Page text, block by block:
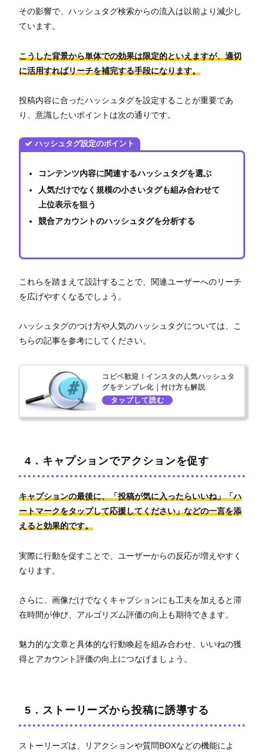
その影響で、ハッシュタグ検索からの流入は以前より減少し
ています。
こうした背景から単体での効果は限定的といえますが、適切
に活用すればリーチを補完する手段になります。
投稿内容に合ったハッシュタグを設定することが重要であ
り、意識したいポイントは次の通りです。
ハッシュタグ設定のポイント
コンテンツ内容に関連するハッシュタグを選ぶ
人気だけでなく規模の小さいタグも組み合わせて
上位表示を狙う
競合アカウントのハッシュタグを分析する
これらを踏まえて設計することで、関連ユーザーへのリーチ
を広げやすくなるでしょう。
ハッシュタグのつけ方や人気のハッシュタグについては、こ
ちらの記事を参考にしてください。
コピペ歓迎！インスタの人気ハッシュタ
グをテンプレ化｜付け方も解説
4．キャプションでアクションを促す
キャプションの最後に、「投稿が気に入ったらいいね」「ハ
ートマークをタップして応援してください」などの一言を添
えると効果的です。
実際に行動を促すことで、ユーザーからの反応が増えやすく
なります。
さらに、画像だけでなくキャプションにも工夫を加えると滞
在時間が伸び、アルゴリズム評価の向上も期待できます。
魅力的な文章と具体的な行動喚起を組み合わせ、いいねの獲
得とアカウント評価の向上につなげましょう。
5．ストーリーズから投稿に誘導する
ストーリーズは、リアクションや質問BOXなどの機能によ